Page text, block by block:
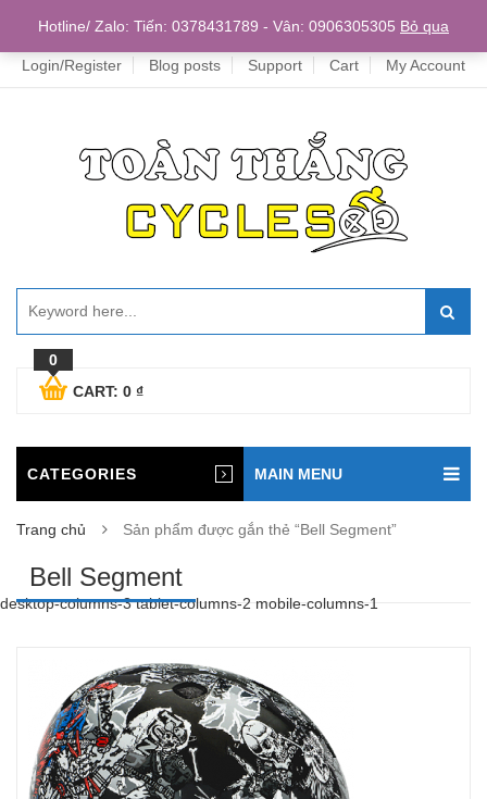
Home
Login/Register Blog posts Support Cart My Account
0
CART: 0 ₫
CATEGORIES MAIN MENU
Trang chủ Sản phẩm được gắn thẻ “Bell Segment”
Bell Segment
desktop-columns-3 tablet-columns-2 mobile-columns-1
Hotline/ Zalo: Tiến: 0378431789 - Vân: 0906305305 Bỏ qua